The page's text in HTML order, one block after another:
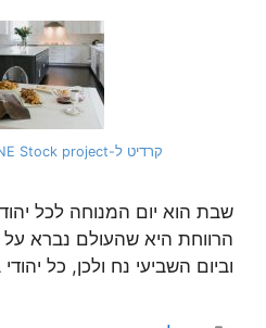
קרדיט ל-RDNE Stock project באתר PEXELS
שבת הוא יום המנוחה לכל
וביום השביעי נח ולכן, כל